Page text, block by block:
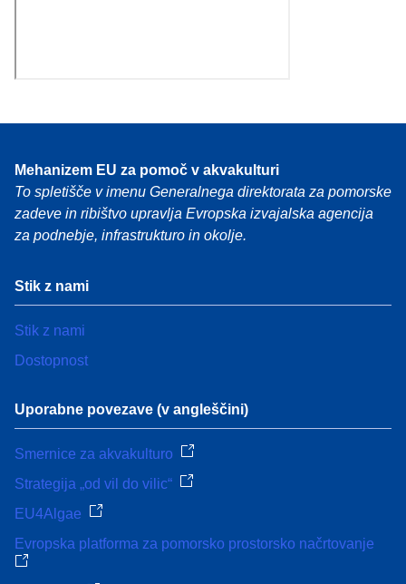
Mehanizem EU za pomoč v akvakulturi
To spletišče v imenu Generalnega direktorata za pomorske
zadeve in ribištvo upravlja Evropska izvajalska agencija
za podnebje, infrastrukturo in okolje.
Stik z nami
Stik z nami
Dostopnost
Uporabne povezave (v angleščini)
Smernice za akvakulturo
Strategija „od vil do vilic“
EU4Algae
Evropska platforma za pomorsko prostorsko načrtovanje